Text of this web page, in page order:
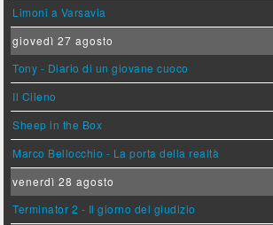
Limoni a Varsavia
giovedì 27 agosto
Tony - Diario di un giovane cuoco
Il Cileno
Sheep in the Box
Marco Bellocchio - La porta della realtà
venerdì 28 agosto
Terminator 2 - Il giorno del giudizio